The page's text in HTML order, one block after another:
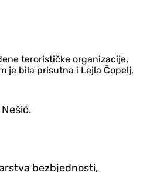
terorističke organizacije,
je bila prisutna i Lejla Čopelj,
bezbjednosti,